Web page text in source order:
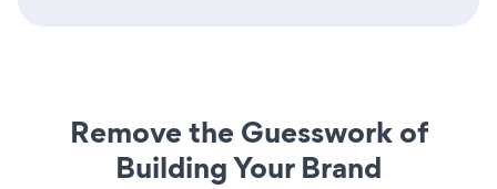
Remove the Guesswork of
Building Your Brand